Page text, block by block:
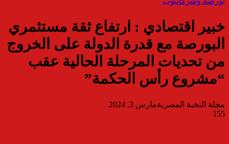
خبير اقتصادي : ارتفاع ثقة مستثمري
البورصة مع قدرة الدولة على الخروج
من تحديات المرحلة الحالية عقب
“مشروع رأس الحكمة”
مجلة النخبة المصريةمارس 3, 2024
155